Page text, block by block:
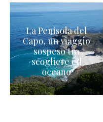
La Penisola del
Capo, un viaggio
sospeso tra
scogliere ed
oceano